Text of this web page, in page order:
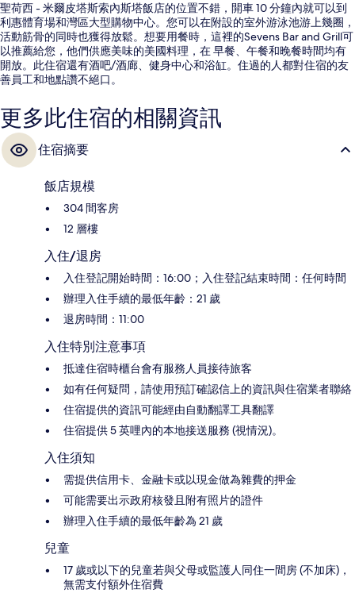
聖荷西 - 米爾皮塔斯索內斯塔飯店的位置不錯，開車 10 分鐘內就可以到
利惠體育場和灣區大型購物中心。您可以在附設的室外游泳池游上幾圈，
活動筋骨的同時也獲得放鬆。想要用餐時，這裡的Sevens Bar and Grill可
以推薦給您，他們供應美味的美國料理，在 早餐、午餐和晚餐時間均有
開放。此住宿還有酒吧/酒廊、健身中心和浴缸。住過的人都對住宿的友
善員工和地點讚不絕口。
更多此住宿的相關資訊
住宿摘要
飯店規模
304 間客房
12 層樓
入住/退房
入住登記開始時間：16:00；入住登記結束時間：任何時間
辦理入住手續的最低年齡：21 歲
退房時間：11:00
入住特別注意事項
抵達住宿時櫃台會有服務人員接待旅客
如有任何疑問，請使用預訂確認信上的資訊與住宿業者聯絡
住宿提供的資訊可能經由自動翻譯工具翻譯
住宿提供 5 英哩內的本地接送服務 (視情況)。
入住須知
需提供信用卡、金融卡或以現金做為雜費的押金
可能需要出示政府核發且附有照片的證件
辦理入住手續的最低年齡為 21 歲
兒童
17 歲或以下的兒童若與父母或監護人同住一間房 (不加床)，
無需支付額外住宿費